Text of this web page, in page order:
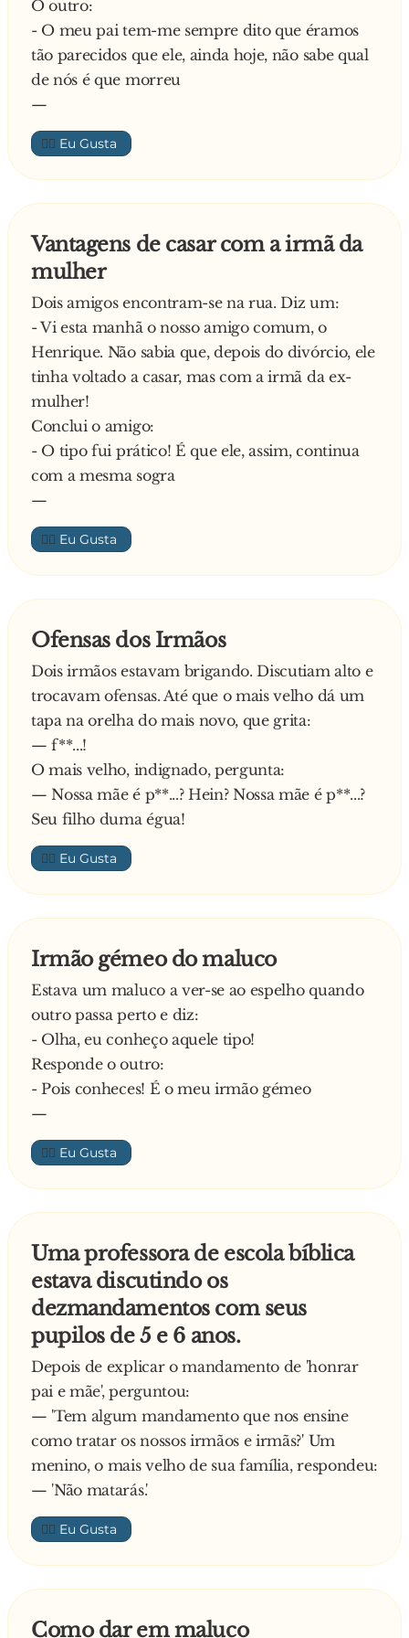
- p**..., mulher, levanta-te de uma vez, pega
nessa porcaria de cobertores e não me chateies!
- O quê?! Vão-se divorciar? Na idade deles? Eu
vou já tratar disso!
Logo a seguir, a filha telefona ao pai e diz:
- O pai e a mãe não se vão divorciar! Aliás, não
façam nada até que eu e o mano cheguemos aí.
Ouviu?
O pai desligou, virou-se para a mulher e disse:
- Muito bem, Maria, está tudo perfeito! Os dois
vão passar as festas connosco e vão ser eles
O outro:
- O meu pai tem-me sempre dito que éramos
tão parecidos que ele, ainda hoje, não sabe qual
de nós é que morreu
—
👍🏼
Vantagens de casar com a irmã da
mulher
Dois amigos encontram-se na rua. Diz um:
- Vi esta manhã o nosso amigo comum, o
Henrique. Não sabia que, depois do divórcio, ele
tinha voltado a casar, mas com a irmã da ex-
mulher!
Conclui o amigo:
- O tipo fui prático! É que ele, assim, continua
com a mesma sogra
—
👍🏼
Ofensas dos Irmãos
Dois irmãos estavam brigando. Discutiam alto e
trocavam ofensas. Até que o mais velho dá um
tapa na orelha do mais novo, que grita:
— f**...!
O mais velho, indignado, pergunta:
— Nossa mãe é p**...? Hein? Nossa mãe é p**...?
Seu filho duma égua!
👍🏼
Irmão gémeo do maluco
Estava um maluco a ver-se ao espelho quando
outro passa perto e diz:
- Olha, eu conheço aquele tipo!
Responde o outro:
- Pois conheces! É o meu irmão gémeo
—
👍🏼
Uma professora de escola bíblica
estava discutindo os
dezmandamentos com seus
pupilos de 5 e 6 anos.
Depois de explicar o mandamento de 'honrar
pai e mãe', perguntou:
— 'Tem algum mandamento que nos ensine
como tratar os nossos irmãos e irmãs?' Um
menino, o mais velho de sua família, respondeu:
— 'Não matarás.'
👍🏼
Como dar em maluco